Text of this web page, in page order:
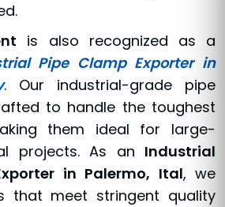
is also recognized as a
Pipe Clamp Exporter in
. Our industrial-grade pipe
to handle the toughest
them ideal for large-
projects. As an Industrial
in Palermo, Ital, we
that meet stringent quality